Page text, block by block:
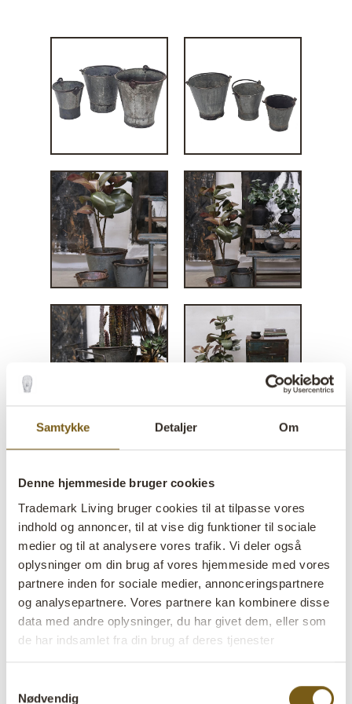
Samtykke Detaljer Om
Denne hjemmeside bruger cookies
Trademark Living bruger cookies til at tilpasse vores
indhold og annoncer, til at vise dig funktioner til sociale
medier og til at analysere vores trafik. Vi deler også
oplysninger om din brug af vores hjemmeside med vores
partnere inden for sociale medier, annonceringspartnere
og analysepartnere. Vores partnere kan kombinere disse
data med andre oplysninger, du har givet dem, eller som
de har indsamlet fra din brug af deres tjenester
Nødvendig
lens
Midlertidig udsolgt fra vores lager, men kommer
snart igen, bestil blot
Varenr: D16511
Colli: 1 Sæt
Jern